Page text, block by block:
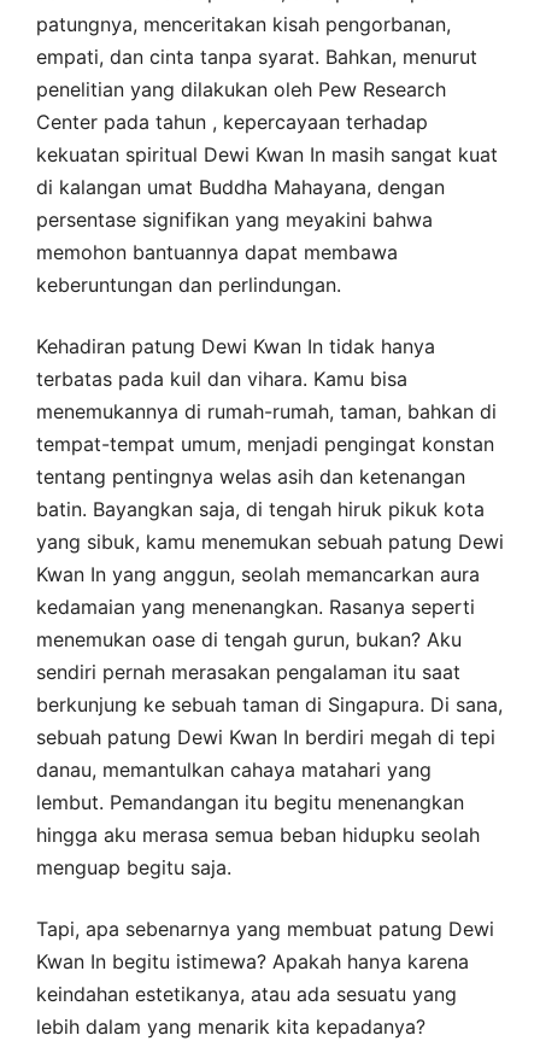
patungnya, menceritakan kisah pengorbanan,
empati, dan cinta tanpa syarat. Bahkan, menurut
penelitian yang dilakukan oleh Pew Research
Center pada tahun , kepercayaan terhadap
kekuatan spiritual Dewi Kwan In masih sangat kuat
di kalangan umat Buddha Mahayana, dengan
persentase signifikan yang meyakini bahwa
memohon bantuannya dapat membawa
keberuntungan dan perlindungan.
Kehadiran patung Dewi Kwan In tidak hanya
terbatas pada kuil dan vihara. Kamu bisa
menemukannya di rumah-rumah, taman, bahkan di
tempat-tempat umum, menjadi pengingat konstan
tentang pentingnya welas asih dan ketenangan
batin. Bayangkan saja, di tengah hiruk pikuk kota
yang sibuk, kamu menemukan sebuah patung Dewi
Kwan In yang anggun, seolah memancarkan aura
kedamaian yang menenangkan. Rasanya seperti
menemukan oase di tengah gurun, bukan? Aku
sendiri pernah merasakan pengalaman itu saat
berkunjung ke sebuah taman di Singapura. Di sana,
sebuah patung Dewi Kwan In berdiri megah di tepi
danau, memantulkan cahaya matahari yang
lembut. Pemandangan itu begitu menenangkan
hingga aku merasa semua beban hidupku seolah
menguap begitu saja.
Tapi, apa sebenarnya yang membuat patung Dewi
Kwan In begitu istimewa? Apakah hanya karena
keindahan estetikanya, atau ada sesuatu yang
lebih dalam yang menarik kita kepadanya?